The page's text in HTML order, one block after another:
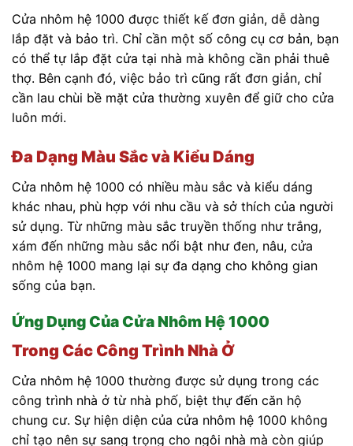
Cửa nhôm hệ 1000 được thiết kế đơn giản, dễ dàng
lắp đặt và bảo trì. Chỉ cần một số công cụ cơ bản, bạn
có thể tự lắp đặt cửa tại nhà mà không cần phải thuê
thợ. Bên cạnh đó, việc bảo trì cũng rất đơn giản, chỉ
cần lau chùi bề mặt cửa thường xuyên để giữ cho cửa
luôn mới.
Đa Dạng Màu Sắc và Kiểu Dáng
Cửa nhôm hệ 1000 có nhiều màu sắc và kiểu dáng
khác nhau, phù hợp với nhu cầu và sở thích của người
sử dụng. Từ những màu sắc truyền thống như trắng,
xám đến những màu sắc nổi bật như đen, nâu, cửa
nhôm hệ 1000 mang lại sự đa dạng cho không gian
sống của bạn.
Ứng Dụng Của Cửa Nhôm Hệ 1000
Trong Các Công Trình Nhà Ở
Cửa nhôm hệ 1000 thường được sử dụng trong các
công trình nhà ở từ nhà phố, biệt thự đến căn hộ
chung cư. Sự hiện diện của cửa nhôm hệ 1000 không
chỉ tạo nên sự sang trọng cho ngôi nhà mà còn giúp